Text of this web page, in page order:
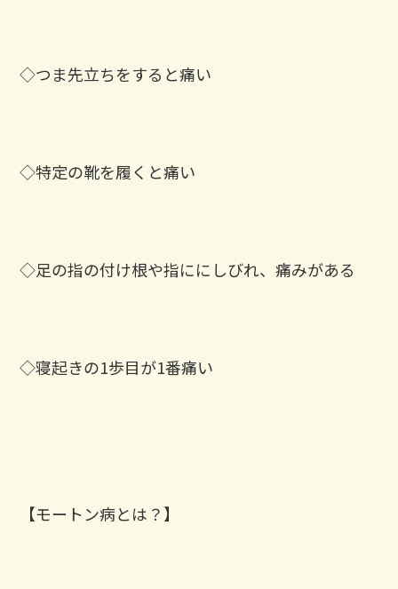
◇つま先立ちをすると痛い
◇特定の靴を履くと痛い
◇足の指の付け根や指ににしびれ、痛みがある
◇寝起きの1歩目が1番痛い
【モートン病とは？】